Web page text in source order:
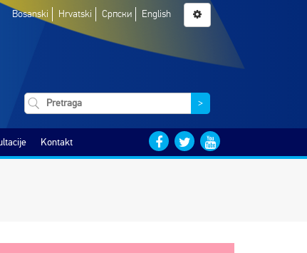
Bosanski Hrvatski Српски English
>
Kontakt